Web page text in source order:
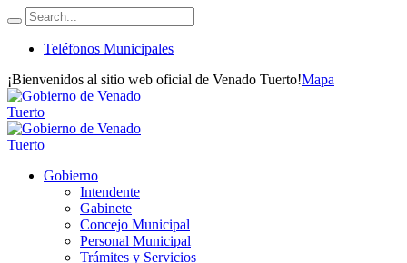
Teléfonos Municipales
¡Bienvenidos al sitio web oficial de Venado Tuerto!Mapa
Gobierno
Intendente
Gabinete
Concejo Municipal
Personal Municipal
Trámites y Servicios